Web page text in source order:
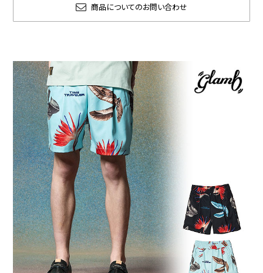
商品についてのお問い合わせ